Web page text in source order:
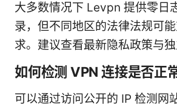
大多数情况下 Levpn 提供零日
录，但不同地区的法律法规可
求。建议查看最新隐私政策与独
如何检测 VPN 连接是否正
可以通过访问公开的 IP 检测网